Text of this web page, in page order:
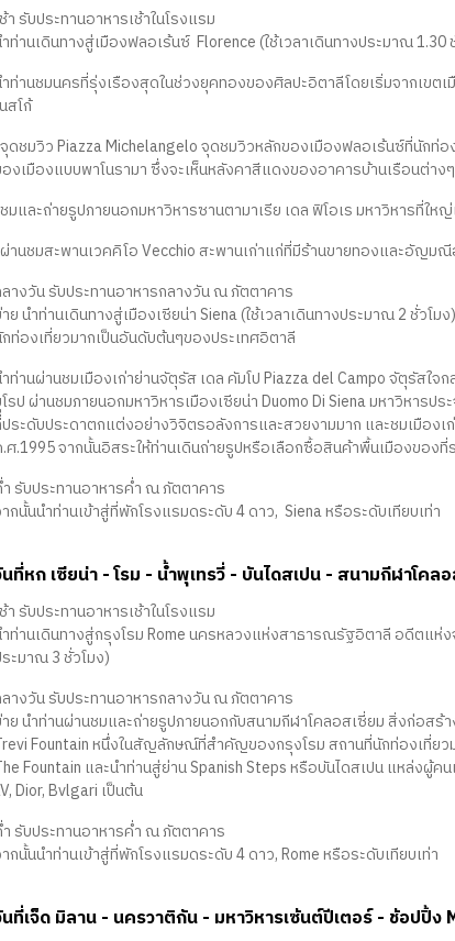
า รับประทานอาหารเช้าในโรงแรม
ท่านเดินทางสู่เมืองฟลอเร้นซ์ Florence (ใช้เวลาเดินทางประมาณ 1.30
ท่านชมนครที่รุ่งเรืองสุดในช่วงยุคทองของศิลปะอิตาลีโดยเริ่มจากเขต
สโก้
ดชมวิว Piazza Michelangelo จุดชมวิวหลักของเมืองฟลอเร้นซ์ที่นักท่
งเมืองแบบพาโนรามา ซึ่งจะเห็นหลังคาสีแดงของอาคารบ้านเรือนต่าง
มและถ่ายรูปภายนอกมหาวิหารซานตามาเรีย เดล ฟิโอเร มหาวิหารที่ให
านชมสะพานเวคคิโอ Vecchio สะพานเก่าแก่ที่มีร้านขายทองและอัญม
างวัน รับประทานอาหารกลางวัน ณ ภัตตาคาร
ย นำท่านเดินทางสู่เมืองเซียน่า Siena (ใช้เวลาเดินทางประมาณ 2 ชั่ว
ท่องเที่ยวมากเป็นอันดับต้นๆของประเทศอิตาลี
ท่านผ่านชมเมืองเก่าย่านจัตุรัส เดล คัมโป Piazza del Campo จัตุรัส
รป ผ่านชมภายนอกมหาวิหารเมืองเซียน่า Duomo Di Siena มหาวิหาร
ระดับประดาตกแต่งอย่างวิจิตรอลังการและสวยงามมาก และชมเมืองเ
ศ.1995 จากนั้นอิสระให้ท่านเดินถ่ายรูปหรือเลือกซื้อสินค้าพื้นเมืองของที่
รับประทานอาหารค่ำ ณ ภัตตาคาร
กนั้นนำท่านเข้าสู่ที่พักโรงแรมดระดับ 4 ดาว, Siena หรือระดับเทียบเท่า
ที่หก เซียน่า - โรม - น้ำพุเทรวี่ - บันไดสเปน - สนามกีฬาโคล
า รับประทานอาหารเช้าในโรงแรม
ท่านเดินทางสู่กรุงโรม Rome นครหลวงแห่งสาธารณรัฐอิตาลี อดีตแห่
ะมาณ 3 ชั่วโมง)
างวัน รับประทานอาหารกลางวัน ณ ภัตตาคาร
ย นำท่านผ่านชมและถ่ายรูปภายนอกกับสนามกีฬาโคลอสเซี่ยม สิ่งก่อสร้
Fountain หนึ่งในสัญลักษณ์ที่สำคัญของกรุงโรม สถานที่นักท่องเที่ยว
Fountain และนำท่านสู่ย่าน Spanish Steps หรือบันไดสเปน แหล่งผู้
Dior, Bvlgari เป็นต้น
รับประทานอาหารค่ำ ณ ภัตตาคาร
กนั้นนำท่านเข้าสู่ที่พักโรงแรมดระดับ 4 ดาว, Rome หรือระดับเทียบเท่า
ที่เจ็ด มิลาน - นครวาติกัน - มหาวิหารเซ้นต์ปีเตอร์ - ช้อป